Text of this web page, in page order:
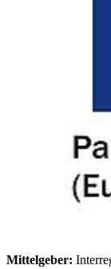
Mittelgeber: